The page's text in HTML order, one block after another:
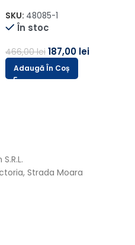
SKU: 48085-1
În stoc
466,00lei 187,00 lei
Adaugă În Coș
Strada Moara